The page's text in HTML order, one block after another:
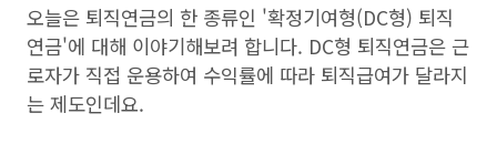
오늘은 퇴직연금의 한 종류인 '확정기여형(DC형) 퇴직
연금'에 대해 이야기해보려 합니다. DC형 퇴직연금은 근
로자가 직접 운용하여 수익률에 따라 퇴직급여가 달라지
는 제도인데요.